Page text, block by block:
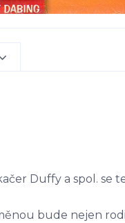
Duffy a spol. se
bude nejen